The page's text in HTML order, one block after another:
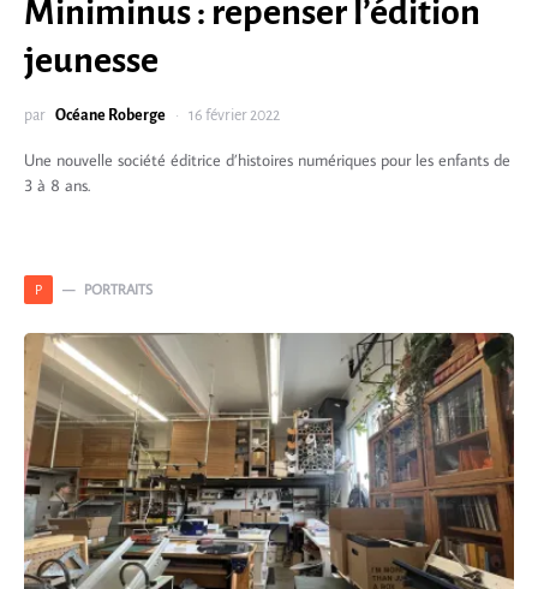
Miniminus : repenser l’édition
jeunesse
par Océane Roberge 16 février 2022
Une nouvelle société éditrice d’histoires numériques pour les enfants de
3 à 8 ans.
P PORTRAITS